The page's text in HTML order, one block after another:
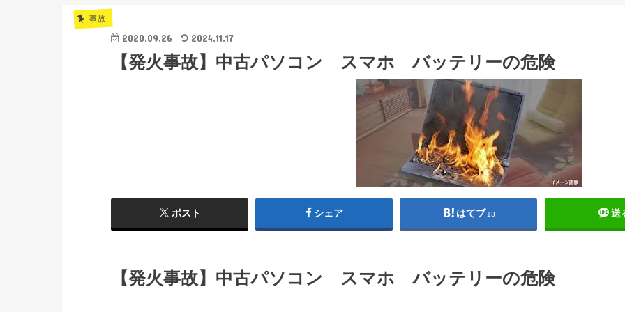
事故
2020.09.26 2024.11.17
【発火事故】中古パソコン スマホ バッテリーの危険
ポスト シェア はてブ13 送
【発火事故】中古パソコン スマホ バッテリーの危険